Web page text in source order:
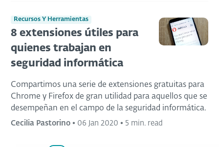
Recursos Y Herramientas
8 extensiones útiles para
quienes trabajan en
seguridad informática
Compartimos una serie de extensiones gratuitas para
Chrome y Firefox de gran utilidad para aquellos que se
desempeñan en el campo de la seguridad informática.
Cecilia Pastorino • 06 Jan 2020 • 5 min. read